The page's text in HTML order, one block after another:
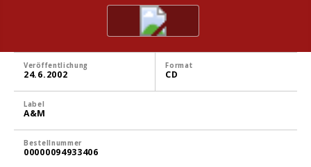
Veröffentlichung
24.6.2002
Format
CD
Label
A&M
Bestellnummer
00000094933406